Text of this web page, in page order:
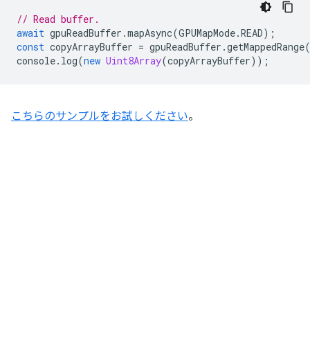
// Read buffer.
await gpuReadBuffer .mapAsync(GPUMapMode.READ);
const copyArrayBuffer = gpuReadBuffer .getMappedRange
console. log(new Uint8Array(copyArrayBuffer));
こちらのサンプルをお試しください。